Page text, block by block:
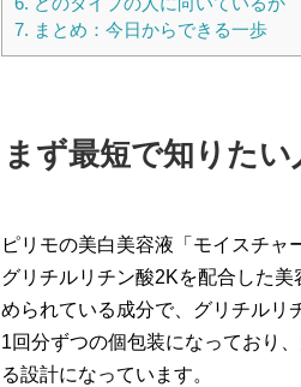
7. まとめ：今日からできる一歩
まず最短で知りた
ピリモの美白美容液「モイスチャ
グリチルリチン酸2Kを配合した
められている成分で、グリチルリ
1回分ずつの個包装になっており
る設計になっています。